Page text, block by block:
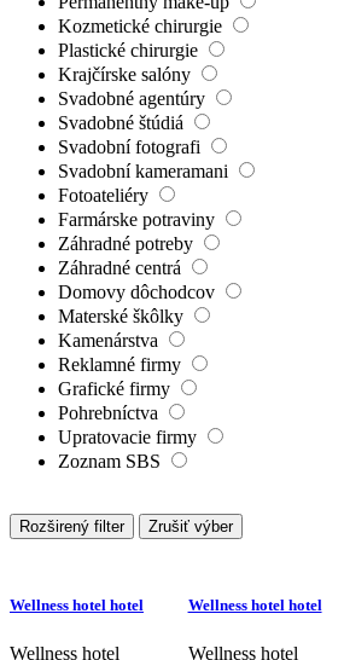
Kozmetické chirurgie
Plastické chirurgie
Krajčírske salóny
Svadobné agentúry
Svadobné štúdiá
Svadobní fotografi
Svadobní kameramani
Fotoateliéry
Farmárske potraviny
Záhradné potreby
Záhradné centrá
Domovy dôchodcov
Materské škôlky
Kamenárstva
Reklamné firmy
Grafické firmy
Pohrebníctva
Upratovacie firmy
Zoznam SBS
Rozširený filter Zrušiť výber
Wellness hotel hotel
Wellness hotel
Wellness hotel hotel
Wellness hotel